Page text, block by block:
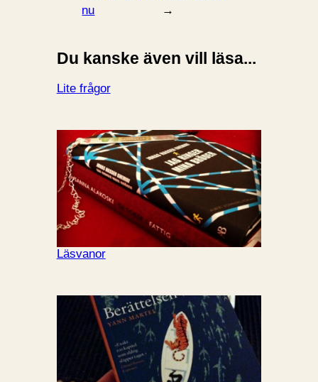
nu
→
Du kanske även vill läsa...
Lite frågor
Läsvanor